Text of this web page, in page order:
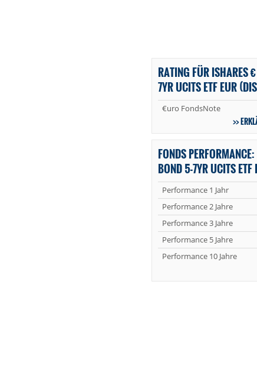
RATING FÜR ISHARES
7YR UCITS ETF EUR
€uro FondsNote
FONDS
BOND 5-7YR UCITS
Performance 1 Jahr
Performance 2 Jahre
Performance 3 Jahre
Performance 5 Jahre
Performance 10 Jahre